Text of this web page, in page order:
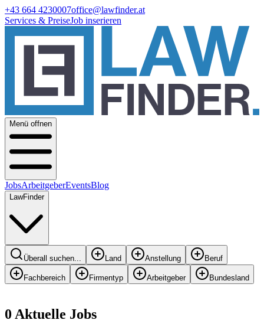
+43 664 4230007office@lawfinder.at
Services & PreiseJob inserieren
Menü offnen
JobsArbeitgeberEventsBlog
LawFinder
Überall suchen... Land Anstellung Beruf
Fachbereich Firmentyp Arbeitgeber Bundesland
0 Aktuelle Jobs